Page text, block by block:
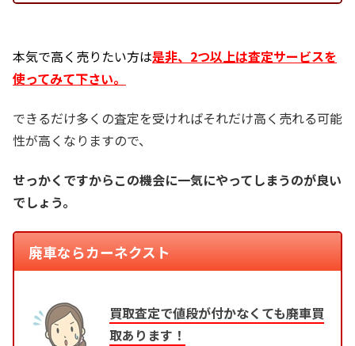
本気で高く売りたい方は是非、2つ以上は査定サービスを
使ってみて下さい。
できるだけ多くの査定を受ければそれだけ高く売れる可能
性が高くなりますので、
せっかくですからこの機会に一気にやってしまうのが良い
でしょう。
廃車ならカーネクスト
買取査定で値段が付かなくても廃車買
取あります！